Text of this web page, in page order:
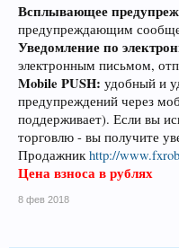
Всплывающее
предупреждающим
Уведомление по
электронным письмом,
Mobile PUSH: удобный и
предупреждений через
поддерживает). Если вы
торговлю - вы получите
Продажникhttp://
Цена взноса в рублях
8 фев 2018